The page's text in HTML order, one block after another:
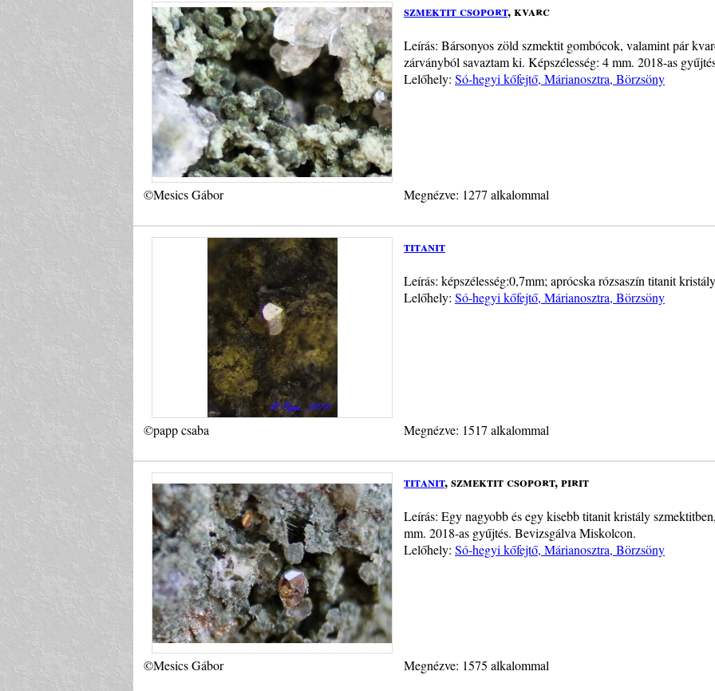
szmektit csoport, kvarc
Leírás: Bársonyos zöld szmektit gombócok, valamint pár
zárványból savaztam ki. Képszélesség: 4 mm. 2018-as
Lelőhely: Só-hegyi kőfejtő, Márianosztra, Börzsöny
©Mesics Gábor Megnézve: 1277 alkalommal
titanit
Leírás: képszélesség:0,7mm; aprócska rózsaszín titanit
Lelőhely: Só-hegyi kőfejtő, Márianosztra, Börzsöny
©papp csaba Megnézve: 1517 alkalommal
titanit, szmektit csoport, pirit
Leírás: Egy nagyobb és egy kisebb titanit kristály
mm. 2018-as gyűjtés. Bevizsgálva Miskolcon.
Lelőhely: Só-hegyi kőfejtő, Márianosztra, Börzsöny
©Mesics Gábor Megnézve: 1575 alkalommal